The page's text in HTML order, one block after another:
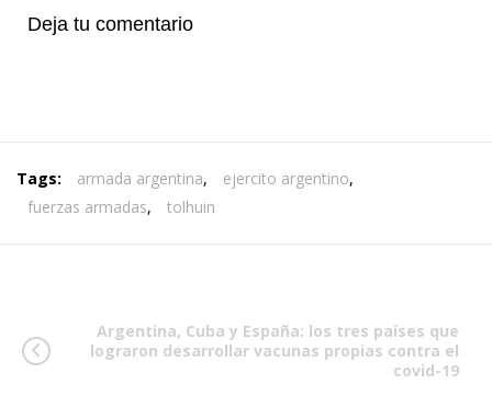
Deja tu comentario
Tags: armada argentina, ejercito argentino,
fuerzas armadas, tolhuin
Argentina, Cuba y España: los tres países que
lograron desarrollar vacunas propias contra el
covid-19